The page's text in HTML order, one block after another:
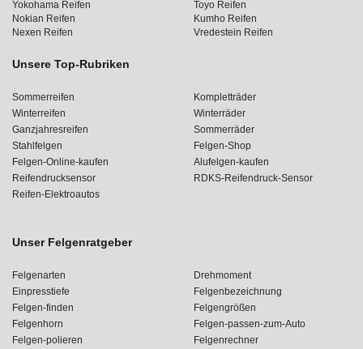
Yokohama Reifen
Toyo Reifen
Nokian Reifen
Kumho Reifen
Nexen Reifen
Vredestein Reifen
Unsere Top-Rubriken
Sommerreifen
Kompletträder
Winterreifen
Winterräder
Ganzjahresreifen
Sommerräder
Stahlfelgen
Felgen-Shop
Felgen-Online-kaufen
Alufelgen-kaufen
Reifendrucksensor
RDKS-Reifendruck-Sensor
Reifen-Elektroautos
Unser Felgenratgeber
Felgenarten
Drehmoment
Einpresstiefe
Felgenbezeichnung
Felgen-finden
Felgengrößen
Felgenhorn
Felgen-passen-zum-Auto
Felgen-polieren
Felgenrechner